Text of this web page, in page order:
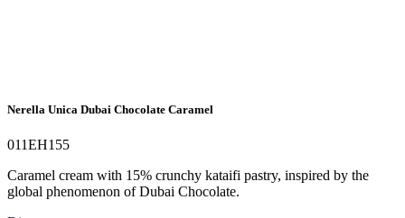
Nerella Unica Dubai Chocolate Caramel
011EH155
Caramel cream with 15% crunchy kataifi pastry, inspired by the
global phenomenon of Dubai Chocolate.